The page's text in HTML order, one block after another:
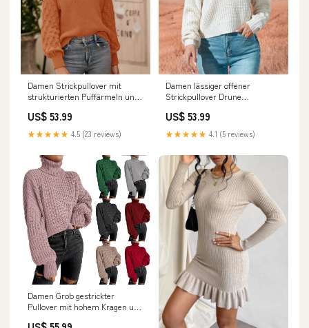
Damen Strickpullover mit
strukturierten Puffärmeln und
Größe:XL
US$ 53.99
★★★★★ 4.5 (23 reviews)
Damen lässiger offener
Strickpullover Drune
US$ 53.99
★★★★★ 4.1 (5 reviews)
Damen Grob gestrickter
Pullover mit hohem Kragen und